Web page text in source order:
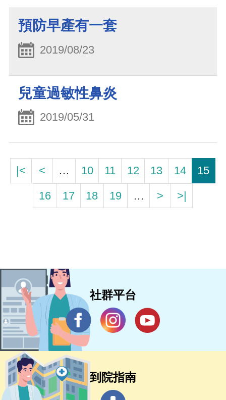
預防早產有一套
2019/08/23
兒童過敏性鼻炎
2019/05/31
|< < … 10 11 12 13 14
15
16
17 18 19 … > >|
社群平台
到院指南